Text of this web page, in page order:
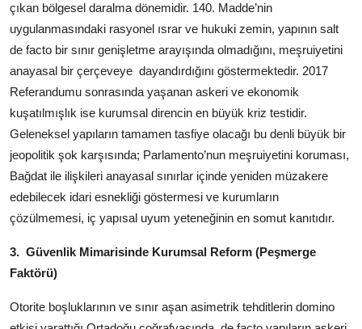
çıkan bölgesel daralma dönemidir. 140. Madde’nin
uygulanmasındaki rasyonel ısrar ve hukuki zemin, yapının salt
de facto bir sınır genişletme arayışında olmadığını, meşruiyetini
anayasal bir çerçeveye dayandırdığını göstermektedir. 2017
Referandumu sonrasında yaşanan askeri ve ekonomik
kuşatılmışlık ise kurumsal direncin en büyük kriz testidir.
Geleneksel yapıların tamamen tasfiye olacağı bu denli büyük bir
jeopolitik şok karşısında; Parlamento’nun meşruiyetini koruması,
Bağdat ile ilişkileri anayasal sınırlar içinde yeniden müzakere
edebilecek idari esnekliği göstermesi ve kurumların
çözülmemesi, iç yapısal uyum yeteneğinin en somut kanıtıdır.
3. Güvenlik Mimarisinde Kurumsal Reform (Peşmerge
Faktörü)
Otorite boşluklarının ve sınır aşan asimetrik tehditlerin domino